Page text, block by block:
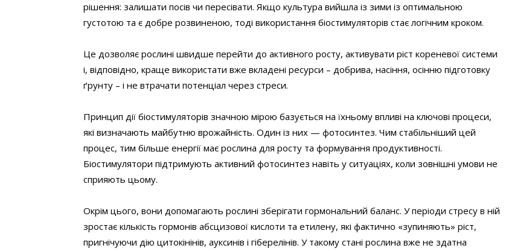
рішення: залишати посів чи пересівати. Якщо культура вийшла із зими із оптимальною
густотою та є добре розвиненою, тоді використання біостимуляторів стає логічним кроком.
Це дозволяє рослині швидше перейти до активного росту, активувати ріст кореневої системи
і, відповідно, краще використати вже вкладені ресурси – добрива, насіння, осінню підготовку
ґрунту – і не втрачати потенціал через стреси.
Принцип дії біостимуляторів значною мірою базується на їхньому впливі на ключові процеси,
які визначають майбутню врожайність. Один із них — фотосинтез. Чим стабільніший цей
процес, тим більше енергії має рослина для росту та формування продуктивності.
Біостимулятори підтримують активний фотосинтез навіть у ситуаціях, коли зовнішні умови не
сприяють цьому.
Окрім цього, вони допомагають рослині зберігати гормональний баланс. У періоди стресу в ній
зростає кількість гормонів абсцизової кислоти та етилену, які фактично «зупиняють» ріст,
пригнічуючи дію цитокінінів, ауксинів і гіберелінів. У такому стані рослина вже не здатна